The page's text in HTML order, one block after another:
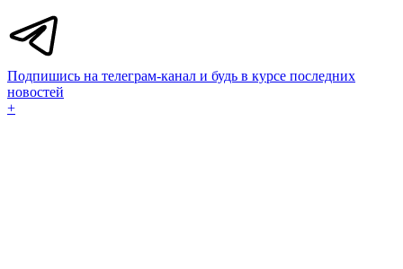
Подпишись на телеграм-канал и будь в курсе последних
новостей
+